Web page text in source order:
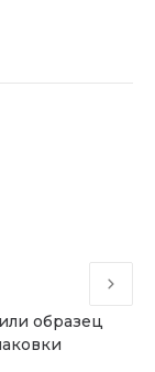
образец